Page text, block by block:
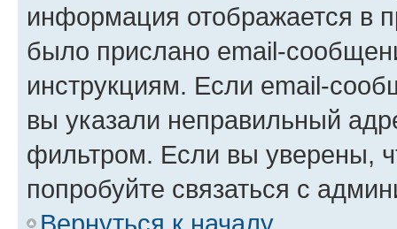
информация отображается в
было прислано email-
инструкциям. Если email-
вы указали неправильный
фильтром. Если вы уверены,
попробуйте связаться с
Вернуться к началу